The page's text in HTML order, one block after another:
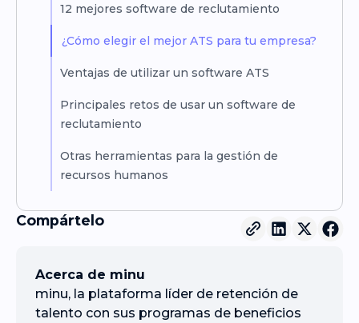
12 mejores software de reclutamiento
¿Cómo elegir el mejor ATS para tu empresa?
Ventajas de utilizar un software ATS
Principales retos de usar un software de
reclutamiento
Otras herramientas para la gestión de
recursos humanos
Compártelo
Acerca de minu
minu, la plataforma líder de retención de
talento con sus programas de beneficios